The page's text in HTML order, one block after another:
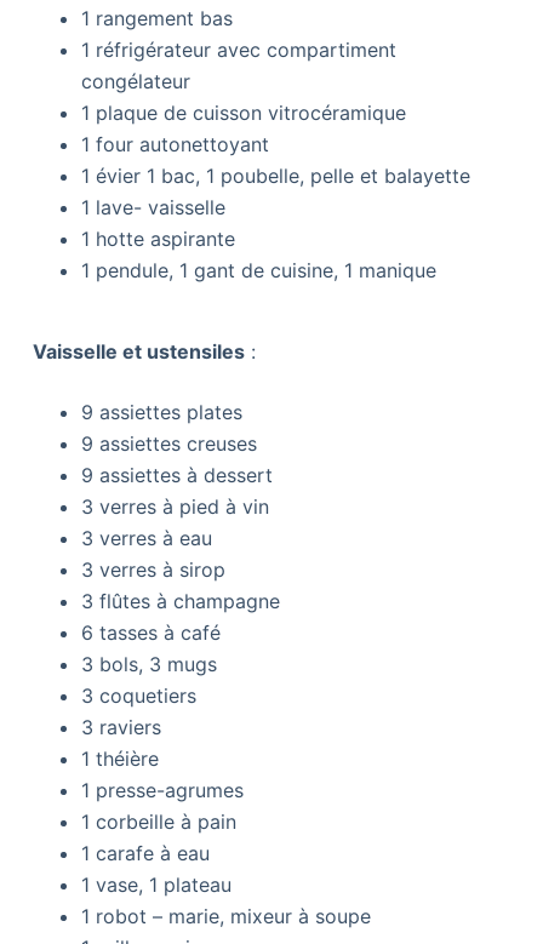
1 rangement bas
1 réfrigérateur avec compartiment
congélateur
1 plaque de cuisson vitrocéramique
1 four autonettoyant
1 évier 1 bac, 1 poubelle, pelle et balayette
1 lave- vaisselle
1 hotte aspirante
1 pendule, 1 gant de cuisine, 1 manique
Vaisselle et ustensiles:
9 assiettes plates
9 assiettes creuses
9 assiettes à dessert
3 verres à pied à vin
3 verres à eau
3 verres à sirop
3 flûtes à champagne
6 tasses à café
3 bols, 3 mugs
3 coquetiers
3 raviers
1 théière
1 presse-agrumes
1 corbeille à pain
1 carafe à eau
1 vase, 1 plateau
1 robot – marie, mixeur à soupe